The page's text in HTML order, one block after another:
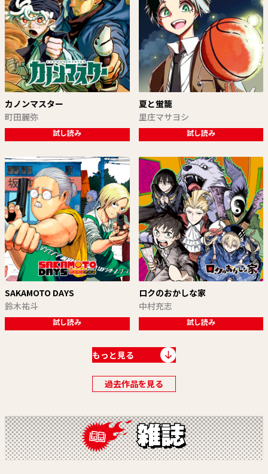
カノンマスター
町田麗弥
試し読み
夏と蛍籠
里庄マサヨシ
試し読み
SAKAMOTO DAYS
鈴木祐斗
試し読み
ロクのおかしな家
中村充志
試し読み
もっと見る
過去作品を見る